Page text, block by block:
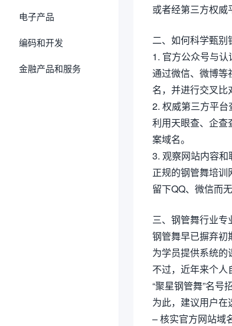
电子产品
编码和开发
金融产品和服务
或者经第三方权威
二、如何科学甄别
1. 官方公众号与认
通过微信、微博等
名，并进行交叉比
2. 权威第三方平台
利用天眼查、企查
案域名。
3. 观察网站内容和
正规的钢管舞培
留下QQ、微信而
三、钢管舞行业
钢管舞早已摒弃初
为学员提供系统的
不过，近年来个
“聚星钢管舞”名号
为此，建议用户在
– 核实官方网站域